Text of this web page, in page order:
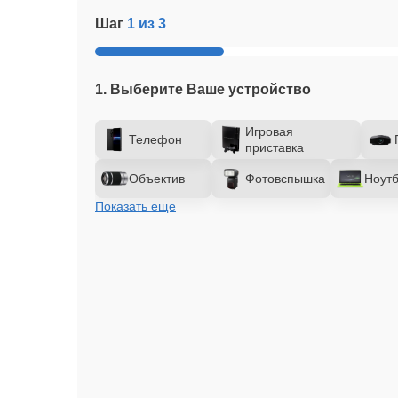
Шаг 1 из 3
1. Выберите Ваше устройство
Телефон
Игровая
приставка
Объектив Фотовспышка
Показать еще